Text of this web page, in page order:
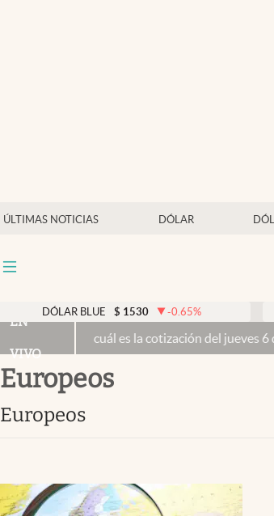
ÚLTIMAS NOTICIAS DÓLAR
Mercados Online
Otras secciones
Infotechnology
Eventos Corporativos
BLUE $ 1530 -0.65%
EN
VIVO
es la cotización del jueves 6 de agosto minuto
europeos
europeos